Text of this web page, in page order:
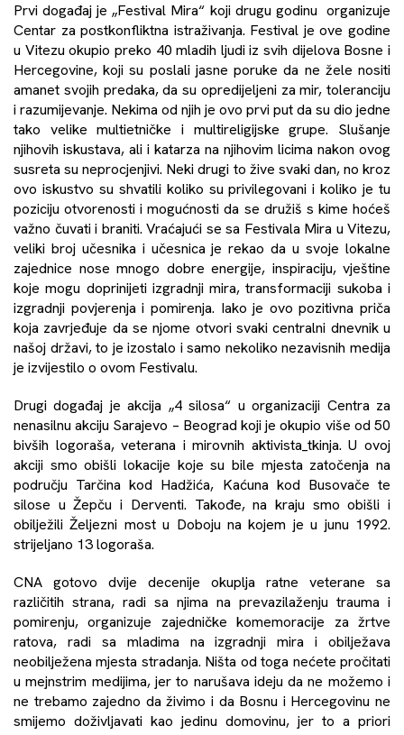
Prvi događaj je „Festival Mira“ koji drugu godinu organizuje
Centar za postkonfliktna istraživanja. Festival je ove godine
u Vitezu okupio preko 40 mladih ljudi iz svih dijelova Bosne i
Hercegovine, koji su poslali jasne poruke da ne žele nositi
amanet svojih predaka, da su opredijeljeni za mir, toleranciju
i razumijevanje. Nekima od njih je ovo prvi put da su dio jedne
tako velike multietničke i multireligijske grupe. Slušanje
njihovih iskustava, ali i katarza na njihovim licima nakon ovog
susreta su neprocjenjivi. Neki drugi to žive svaki dan, no kroz
ovo iskustvo su shvatili koliko su privilegovani i koliko je tu
poziciju otvorenosti i mogućnosti da se družiš s kime hoćeš
važno čuvati i braniti. Vraćajući se sa Festivala Mira u Vitezu,
veliki broj učesnika i učesnica je rekao da u svoje lokalne
zajednice nose mnogo dobre energije, inspiraciju, vještine
koje mogu doprinijeti izgradnji mira, transformaciji sukoba i
izgradnji povjerenja i pomirenja. Iako je ovo pozitivna priča
koja zavrjeđuje da se njome otvori svaki centralni dnevnik u
našoj državi, to je izostalo i samo nekoliko nezavisnih medija
je izvijestilo o ovom Festivalu.
Drugi događaj je akcija „4 silosa“ u organizaciji Centra za
nenasilnu akciju Sarajevo – Beograd koji je okupio više od 50
bivših logoraša, veterana i mirovnih aktivista_tkinja. U ovoj
akciji smo obišli lokacije koje su bile mjesta zatočenja na
području Tarčina kod Hadžića, Kaćuna kod Busovače te
silose u Žepču i Derventi. Takođe, na kraju smo obišli i
obilježili Željezni most u Doboju na kojem je u junu 1992.
strijeljano 13 logoraša.
CNA gotovo dvije decenije okuplja ratne veterane sa
različitih strana, radi sa njima na prevazilaženju trauma i
pomirenju, organizuje zajedničke komemoracije za žrtve
ratova, radi sa mladima na izgradnji mira i obilježava
neobilježena mjesta stradanja. Ništa od toga nećete pročitati
u mejnstrim medijima, jer to narušava ideju da ne možemo i
ne trebamo zajedno da živimo i da Bosnu i Hercegovinu ne
smijemo doživljavati kao jedinu domovinu, jer to a priori